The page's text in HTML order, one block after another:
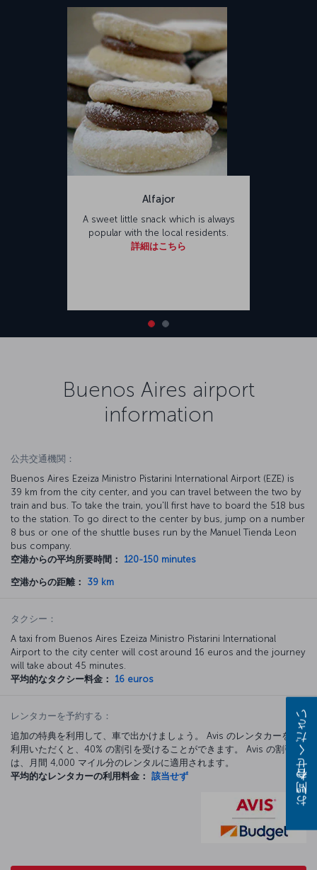
Alfajor
A sweet little snack which is always
popular with the local residents.
詳細はこちら
Buenos Aires airport
information
公共交通機関：
Buenos Aires Ezeiza Ministro Pistarini International Airport (EZE) is
39 km from the city center, and you can travel between the two by
train and bus. To take the train, you'll first have to board the 518 bus
to the station. To go direct to the center by bus, jump on a number
8 bus or one of the shuttle buses run by the Manuel Tienda Leon
bus company.
空港からの平均所要時間：
120-150 minutes
空港からの距離： 39 km
タクシー：
A taxi from Buenos Aires Ezeiza Ministro Pistarini International
Airport to the city center will cost around 16 euros and the journey
will take about 45 minutes.
平均的なタクシー料金：
16 euros
レンタカーを予約する：
追加の特典を利用して、車で出かけましょう。 Avis のレンタカーをご
利用いただくと、40% の割引を受けることができます。 Avis の割引
は、月間 4,000 マイル分のレンタルに適用されます。
平均的なレンタカーの利用料金： 該当せず お問い合わせください